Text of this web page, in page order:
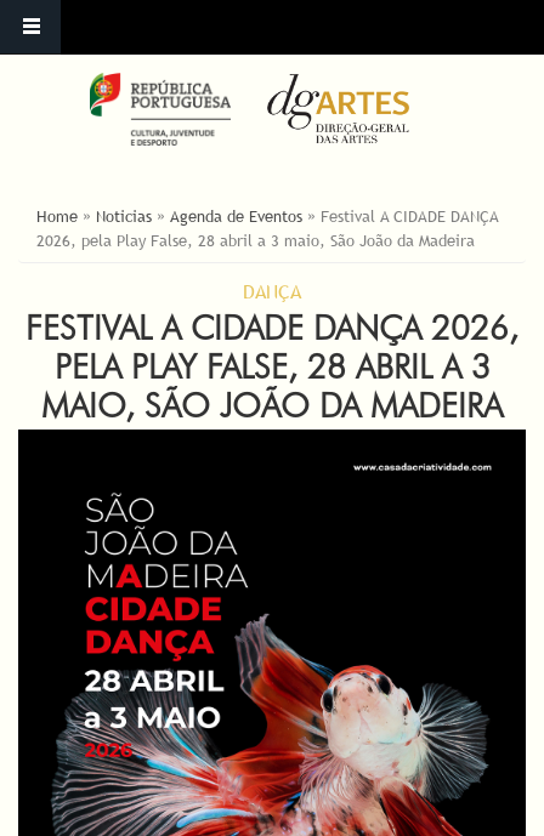
YOU ARE HERE
Home » Noticias » Agenda de Eventos » Festival A CIDADE DANÇA
2026, pela Play False, 28 abril a 3 maio, São João da Madeira
DANÇA
FESTIVAL A CIDADE DANÇA 2026,
PELA PLAY FALSE, 28 ABRIL A 3
MAIO, SÃO JOÃO DA MADEIRA